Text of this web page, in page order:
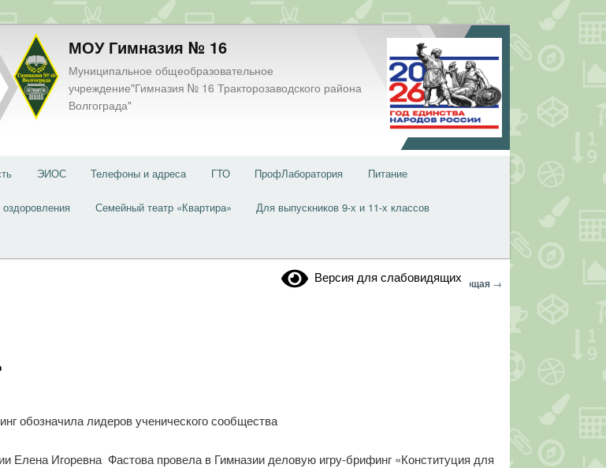
МОУ Гимназия № 16
Муниципальное общеобразовательное
учреждение"Гимназия № 16 Тракторозаводского района
Волгограда"
ЭИОС Телефоны и адреса ГТО ПрофЛаборатория Питание
Семейный театр «Квартира» Для выпускников 9-х и 11-х классов
Версия для слабовидящих
Навигация
← Предыдущая Следующая →
обозначила лидеров ученического сообщества
Елена Игоревна Фастова провела в Гимназии деловую игру-брифинг «Конституция для